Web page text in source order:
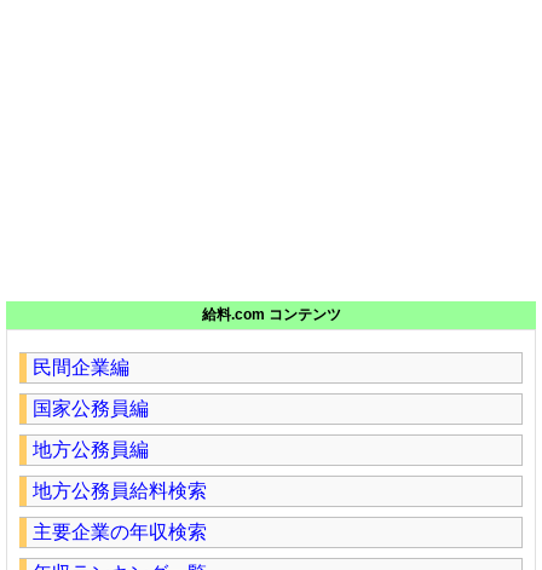
給料.com コンテンツ
民間企業編
国家公務員編
地方公務員編
地方公務員給料検索
主要企業の年収検索